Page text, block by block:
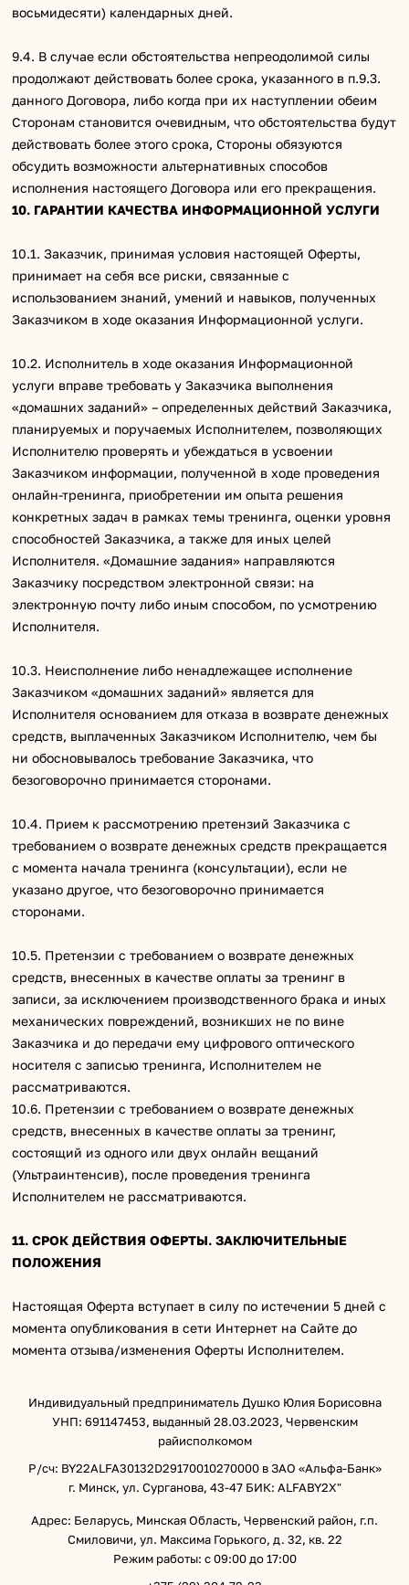
восьмидесяти) календарных дней.
9.4. В случае если обстоятельства непреодолимой силы
продолжают действовать более срока, указанного в п.9.3.
данного Договора, либо когда при их наступлении обеим
Сторонам становится очевидным, что обстоятельства будут
действовать более этого срока, Стороны обязуются
обсудить возможности альтернативных способов
исполнения настоящего Договора или его прекращения.
10. ГАРАНТИИ КАЧЕСТВА ИНФОРМАЦИОННОЙ УСЛУГИ
10.1. Заказчик, принимая условия настоящей Оферты,
принимает на себя все риски, связанные с
использованием знаний, умений и навыков, полученных
Заказчиком в ходе оказания Информационной услуги.
10.2. Исполнитель в ходе оказания Информационной
услуги вправе требовать у Заказчика выполнения
«домашних заданий» – определенных действий Заказчика,
планируемых и поручаемых Исполнителем, позволяющих
Исполнителю проверять и убеждаться в усвоении
Заказчиком информации, полученной в ходе проведения
онлайн-тренинга, приобретении им опыта решения
конкретных задач в рамках темы тренинга, оценки уровня
способностей Заказчика, а также для иных целей
Исполнителя. «Домашние задания» направляются
Заказчику посредством электронной связи: на
электронную почту либо иным способом, по усмотрению
Исполнителя.
10.3. Неисполнение либо ненадлежащее исполнение
Заказчиком «домашних заданий» является для
Исполнителя основанием для отказа в возврате денежных
средств, выплаченных Заказчиком Исполнителю, чем бы
ни обосновывалось требование Заказчика, что
безоговорочно принимается сторонами.
10.4. Прием к рассмотрению претензий Заказчика с
требованием о возврате денежных средств прекращается
с момента начала тренинга (консультации), если не
указано другое, что безоговорочно принимается
сторонами.
10.5. Претензии с требованием о возврате денежных
средств, внесенных в качестве оплаты за тренинг в
записи, за исключением производственного брака и иных
механических повреждений, возникших не по вине
Заказчика и до передачи ему цифрового оптического
носителя с записью тренинга, Исполнителем не
рассматриваются.
10.6. Претензии с требованием о возврате денежных
средств, внесенных в качестве оплаты за тренинг,
состоящий из одного или двух онлайн вещаний
(Ультраинтенсив), после проведения тренинга
Исполнителем не рассматриваются.
11. СРОК ДЕЙСТВИЯ ОФЕРТЫ. ЗАКЛЮЧИТЕЛЬНЫЕ
ПОЛОЖЕНИЯ
Настоящая Оферта вступает в силу по истечении 5 дней с
момента опубликования в сети Интернет на Сайте до
момента отзыва/изменения Оферты Исполнителем.
Индивидуальный предприниматель Душко Юлия Борисовна
УНП: 691147453, выданный 28.03.2023, Червенским
райисполкомом
Р/сч: BY22ALFA30132D29170010270000 в ЗАО «Альфа-Банк»
г. Минск, ул. Сурганова, 43-47 БИК: ALFABY2X"
Адрес: Беларусь, Минская Область, Червенский район, г.п.
Смиловичи, ул. Максима Горького, д. 32, кв. 22
Режим работы: с 09:00 до 17:00